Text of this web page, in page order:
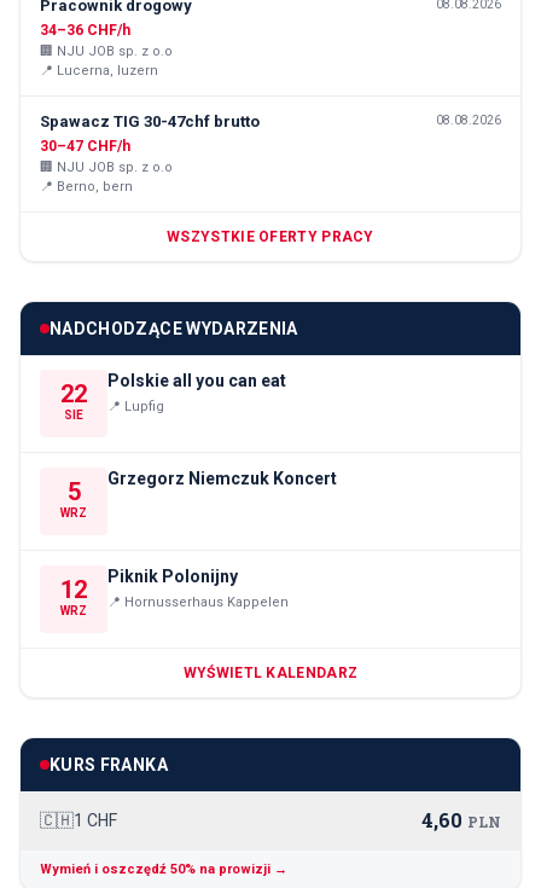
Pracownik drogowy 08.08.2026
34–36 CHF/h
🏢 NJU JOB sp. z o.o
📍 Lucerna, luzern
Spawacz TIG 30-47chf brutto 08.08.2026
30–47 CHF/h
🏢 NJU JOB sp. z o.o
📍 Berno, bern
WSZYSTKIE OFERTY PRACY
NADCHODZĄCE WYDARZENIA
22
SIE
Polskie all you can eat
📍 Lupfig
5
WRZ
Grzegorz Niemczuk Koncert
12
WRZ
Piknik Polonijny
📍 Hornusserhaus Kappelen
WYŚWIETL KALENDARZ
KURS FRANKA
🇨🇭1 CHF 4,60 PLN
Wymień i oszczędź 50% na prowizji →